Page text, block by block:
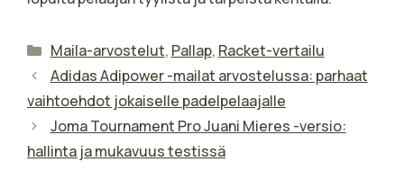
Kategoriat
Maila-arvostelut, Pallap, Racket-vertailu
Adidas Adipower -mailat arvostelussa: parhaat
vaihtoehdot jokaiselle padelpelaajalle
Joma Tournament Pro Juani Mieres -versio:
hallinta ja mukavuus testissä